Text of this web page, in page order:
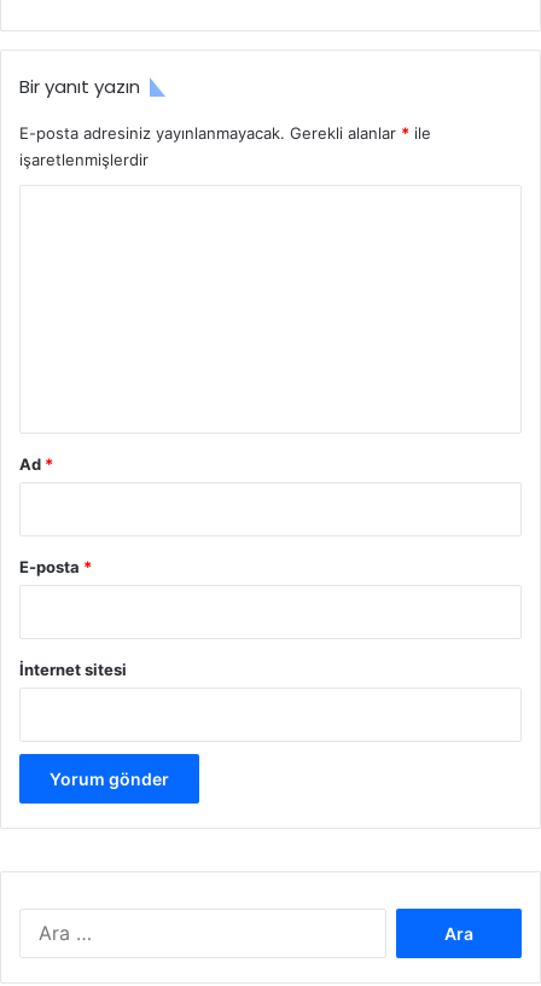
Bir yanıt yazın
E-posta adresiniz yayınlanmayacak. Gerekli alanlar * ile
işaretlenmişlerdir
Ad *
E-posta *
İnternet sitesi